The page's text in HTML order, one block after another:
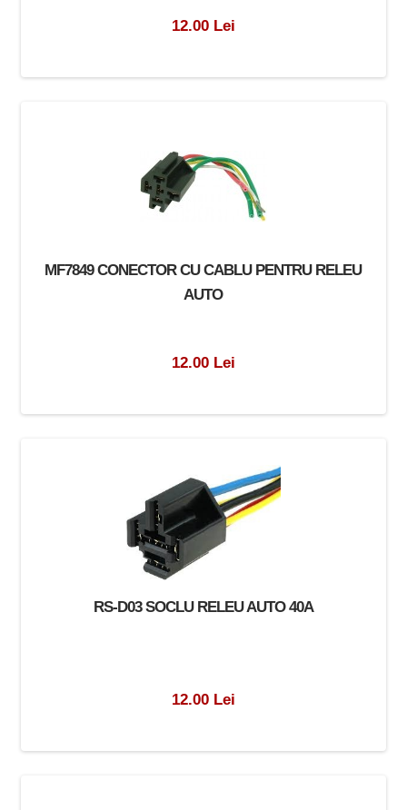
12.00 Lei
MF7849 CONECTOR CU CABLU PENTRU RELEU
AUTO
12.00 Lei
RS-D03 SOCLU RELEU AUTO 40A
12.00 Lei